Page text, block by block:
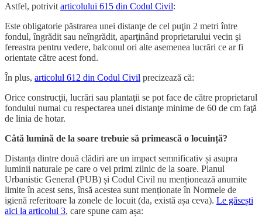
Astfel, potrivit articolului 615 din Codul Civil:
Este obligatorie păstrarea unei distanţe de cel puţin 2 metri între
fondul, îngrădit sau neîngrădit, aparţinând proprietarului vecin şi
fereastra pentru vedere, balconul ori alte asemenea lucrări ce ar fi
orientate către acest fond.
În plus, articolul 612 din Codul Civil precizează că:
Orice construcţii, lucrări sau plantaţii se pot face de către proprietarul
fondului numai cu respectarea unei distanţe minime de 60 de cm faţă
de linia de hotar.
Câtă lumină de la soare trebuie să primească o locuință?
Distanța dintre două clădiri are un impact semnificativ și asupra
luminii naturale pe care o vei primi zilnic de la soare. Planul
Urbanistic General (PUB) și Codul Civil nu menționează anumite
limite în acest sens, însă acestea sunt menționate în Normele de
igienă referitoare la zonele de locuit (da, există așa ceva). Le găsești
aici la articolul 3, care spune cam așa: